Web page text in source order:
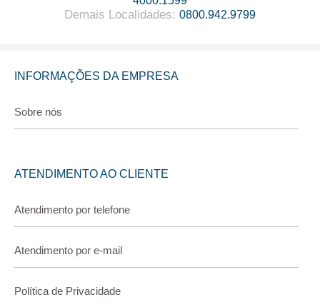
Demais Localidades: 0800.942.9799
INFORMAÇÕES DA EMPRESA
Sobre nós
ATENDIMENTO AO CLIENTE
Atendimento por telefone
Atendimento por e-mail
Política de Privacidade